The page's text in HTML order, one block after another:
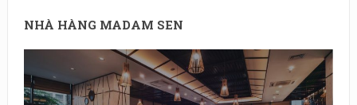
NHÀ HÀNG MADAM SEN